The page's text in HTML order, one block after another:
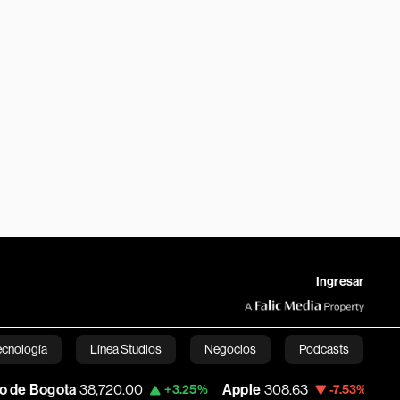
Ingresar
Línea Studios Negocios Podcasts
English
38,720.00 +3.25% Apple 308.63 -7.53% USD COP